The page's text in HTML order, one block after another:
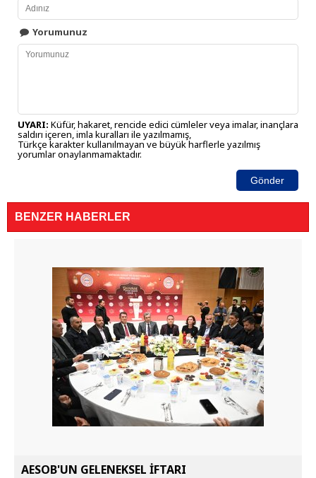
Yorumunuz
UYARI: Küfür, hakaret, rencide edici cümleler veya imalar, inançlara
saldırı içeren, imla kuralları ile yazılmamış,
Türkçe karakter kullanılmayan ve büyük harflerle yazılmış
yorumlar onaylanmamaktadır.
Gönder
BENZER HABERLER
AESOB'UN GELENEKSEL İFTARI